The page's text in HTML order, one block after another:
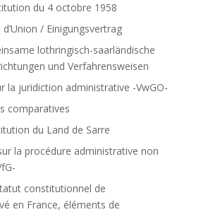
du 4 octobre 1958
d’Union / Einigungsvertrag
lothringisch-saarländische
und Verfahrensweisen
la juridiction administrative -VwGO-
comparatives
du Land de Sarre
la procédure administrative non
constitutionnel de
en France, éléments de